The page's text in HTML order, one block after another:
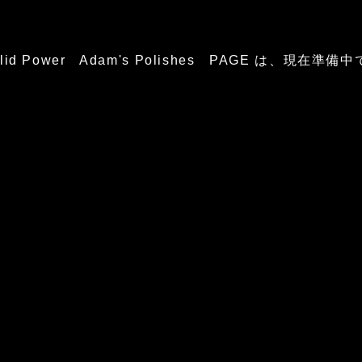
Power Adam's Polishes PAGE は、現在準備中